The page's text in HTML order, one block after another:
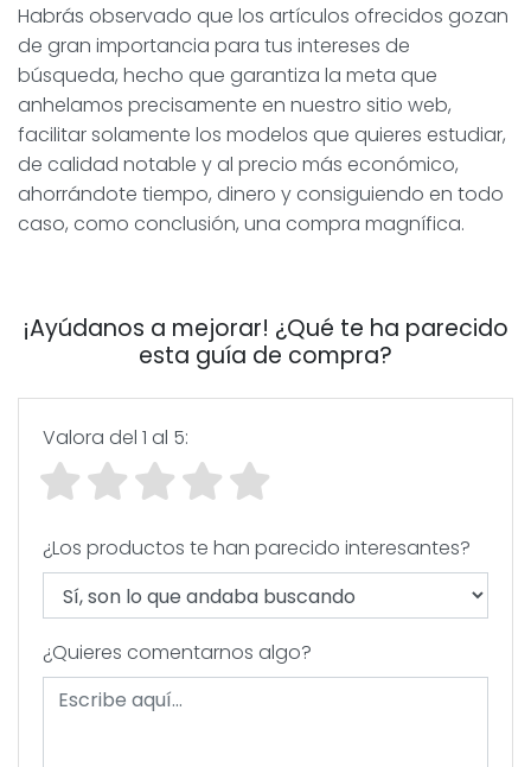
Habrás observado que los artículos ofrecidos gozan
de gran importancia para tus intereses de
búsqueda, hecho que garantiza la meta que
anhelamos precisamente en nuestro sitio web,
facilitar solamente los modelos que quieres estudiar,
de calidad notable y al precio más económico,
ahorrándote tiempo, dinero y consiguiendo en todo
caso, como conclusión, una compra magnífica.
¡Ayúdanos a mejorar! ¿Qué te ha parecido
esta guía de compra?
Valora del 1 al 5:
¿Los productos te han parecido interesantes?
¿Quieres comentarnos algo?